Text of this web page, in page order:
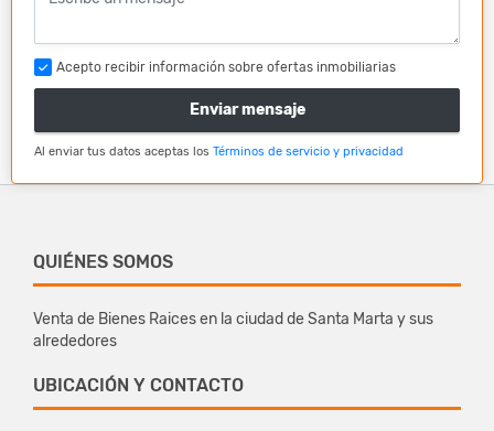
Acepto recibir información sobre ofertas inmobiliarias
Enviar mensaje
Al enviar tus datos aceptas los Términos de servicio y privacidad
QUIÉNES SOMOS
Venta de Bienes Raices en la ciudad de Santa Marta y sus
alrededores
UBICACIÓN Y CONTACTO